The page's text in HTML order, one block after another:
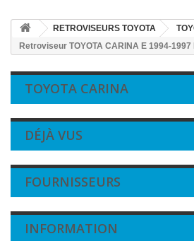
RETROVISEURS TOYOTA
Retroviseur TOYOTA CARINA E 1994-
TOYOTA CARINA
DÉJÀ VUS
FOURNISSEURS
INFORMATION